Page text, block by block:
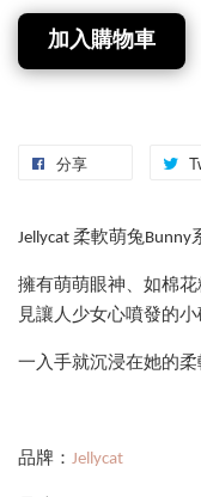
加入購物車
分享
Jellycat 柔軟萌兔Bunny
擁有萌萌眼神、如棉
見讓人少女心噴發的小
一入手就沉浸在她的
品牌： Jellycat